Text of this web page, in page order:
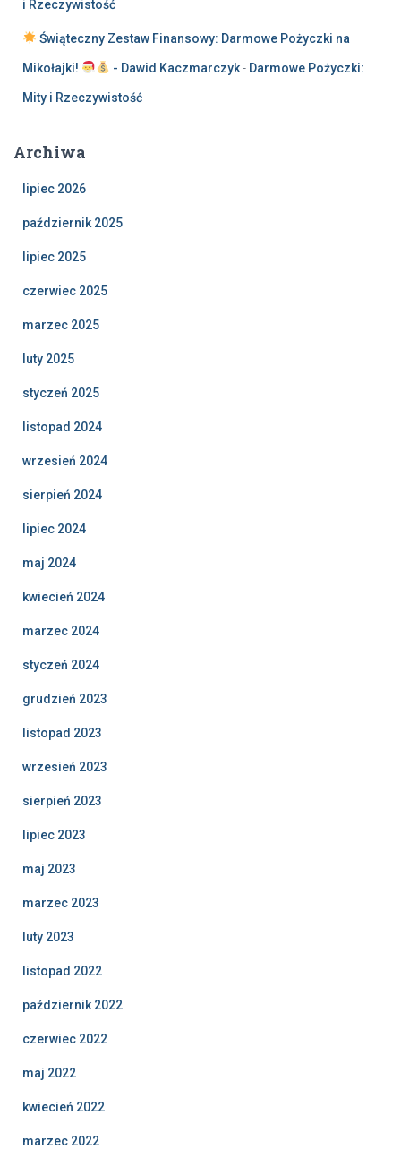
i Rzeczywistość
Świąteczny Zestaw Finansowy: Darmowe Pożyczki na
Mikołajki! - Dawid Kaczmarczyk- Darmowe Pożyczki:
Mity i Rzeczywistość
Archiwa
lipiec 2026
październik 2025
lipiec 2025
czerwiec 2025
marzec 2025
luty 2025
styczeń 2025
listopad 2024
wrzesień 2024
sierpień 2024
lipiec 2024
maj 2024
kwiecień 2024
marzec 2024
styczeń 2024
grudzień 2023
listopad 2023
wrzesień 2023
sierpień 2023
lipiec 2023
maj 2023
marzec 2023
luty 2023
listopad 2022
październik 2022
czerwiec 2022
maj 2022
kwiecień 2022
marzec 2022